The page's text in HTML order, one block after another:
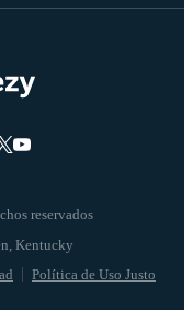
reservados
Política de Uso Justo